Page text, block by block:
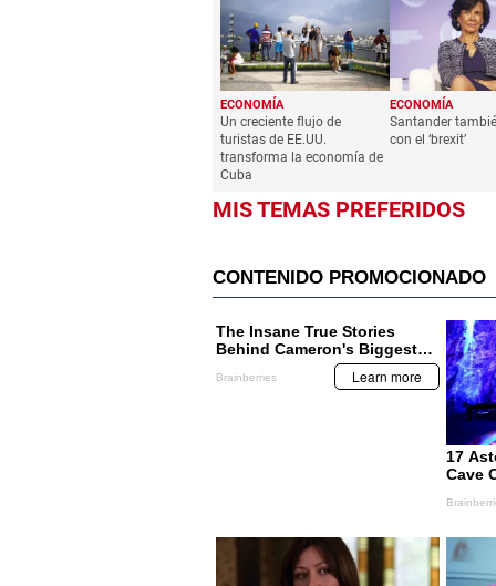
ECONOMÍA
Un creciente flujo de
turistas de EE.UU.
transforma la economía de
Cuba
ECONOMÍA
Santander
con el ‘brexit’
MIS TEMAS PREFERIDOS